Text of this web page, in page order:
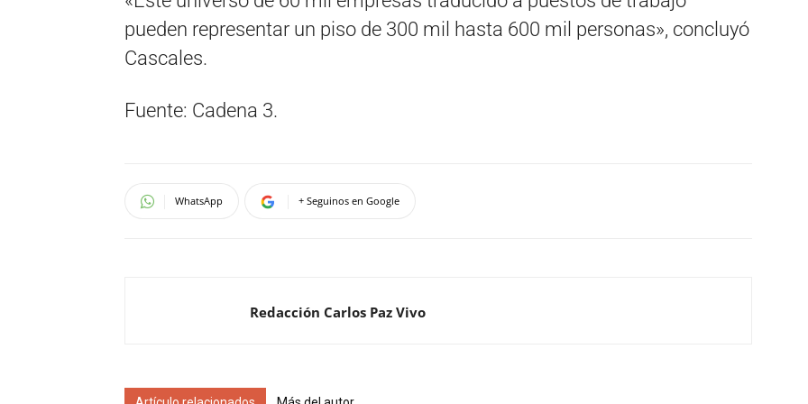
pueden representar un piso de 300 mil hasta 600 mil personas», concluyó
Cascales.
Fuente: Cadena 3.
WhatsApp + Seguinos en Google
Redacción Carlos Paz Vivo